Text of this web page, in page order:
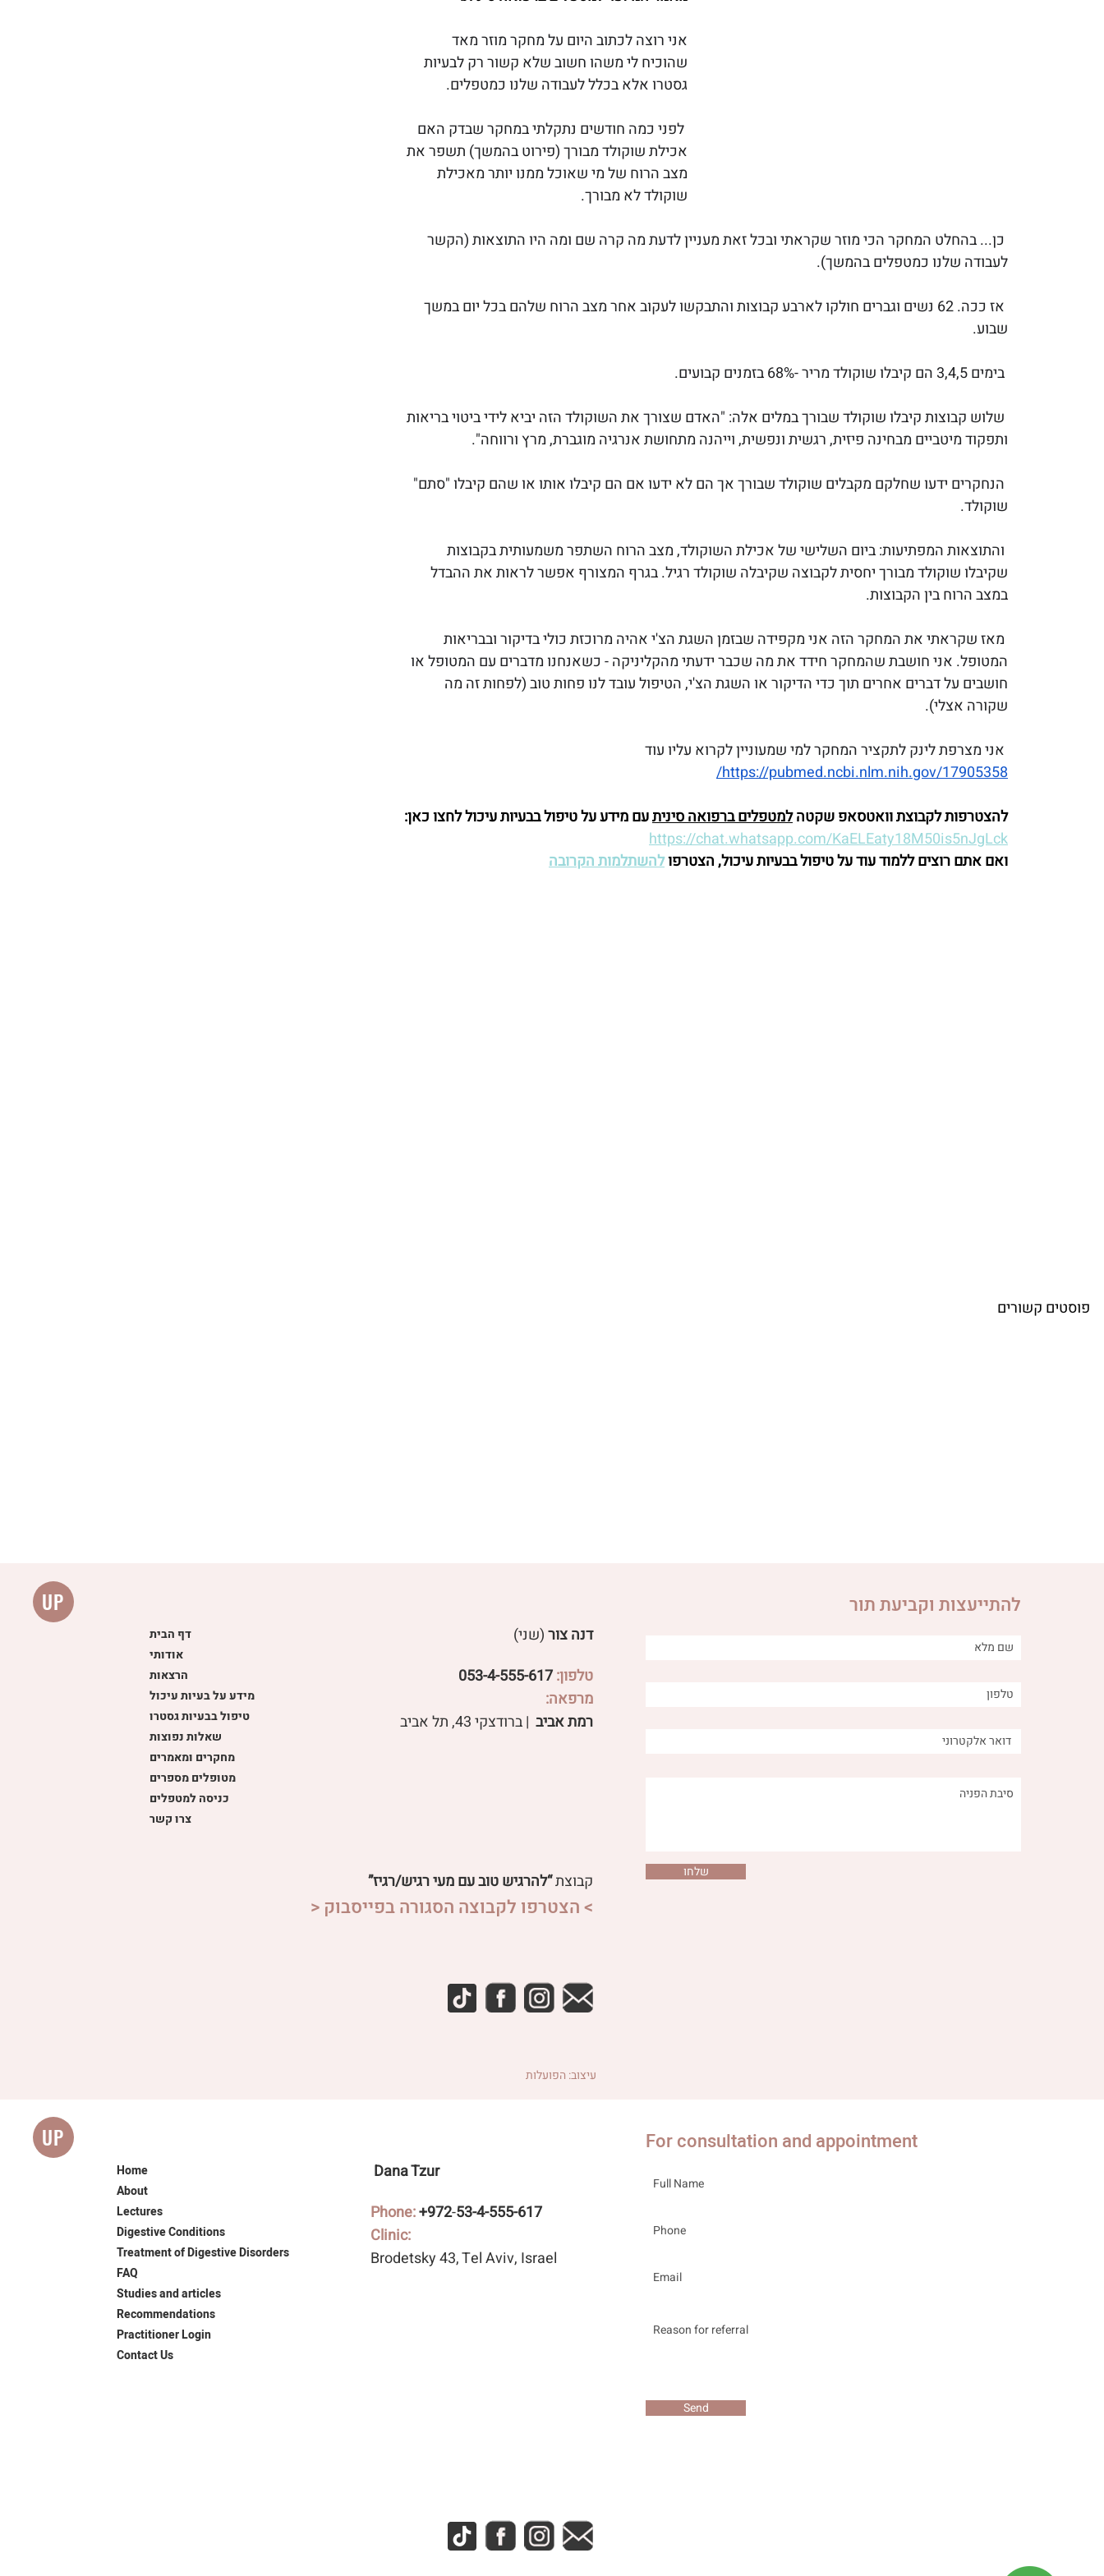
אני רוצה לכתוב היום על מחקר מוזר מאד
שהוכיח לי משהו חשוב שלא קשור רק לבעיות
גסטרו אלא בכלל לעבודה שלנו כמטפלים.
לפני כמה חודשים נתקלתי במחקר שבדק האם
אכילת שוקולד מבורך (פירוט בהמשך) תשפר את
מצב הרוח של מי שאוכל ממנו יותר מאכילת
שוקולד לא מבורך.
כן... בהחלט המחקר הכי מוזר שקראתי ובכל זאת מעניין לדעת מה קרה שם ומה היו התוצאות (הקשר
לעבודה שלנו כמטפלים בהמשך).
אז ככה. 62 נשים וגברים חולקו לארבע קבוצות והתבקשו לעקוב אחר מצב הרוח שלהם בכל יום במשך
שבוע.
בימים 3,4,5 הם קיבלו שוקולד מריר -68% בזמנים קבועים.
שלוש קבוצות קיבלו שוקולד שבורך במלים אלה: "האדם שצורך את השוקולד הזה יביא לידי ביטוי בריאות
ותפקוד מיטביים מבחינה פיזית, רגשית ונפשית, וייהנה מתחושת אנרגיה מוגברת, מרץ ורווחה".
הנחקרים ידעו שחלקם מקבלים שוקולד שבורך אך הם לא ידעו אם הם קיבלו אותו או שהם קיבלו "סתם"
שוקולד.
והתוצאות המפתיעות: ביום השלישי של אכילת השוקולד, מצב הרוח השתפר משמעותית בקבוצות
שקיבלו שוקולד מבורך יחסית לקבוצה שקיבלה שוקולד רגיל. בגרף המצורף אפשר לראות את ההבדל
במצב הרוח בין הקבוצות.
מאז שקראתי את המחקר הזה אני מקפידה שבזמן השגת הצ'י אהיה מרוכזת כולי בדיקור ובבריאות
המטופל. אני חושבת שהמחקר חידד את מה שכבר ידעתי מהקליניקה - כשאנחנו מדברים עם המטופל או
חושבים על דברים אחרים תוך כדי הדיקור או השגת הצ'י, הטיפול עובד לנו פחות טוב (לפחות זה מה
שקורה אצלי).
אני מצרפת לינק לתקציר המחקר למי שמעוניין לקרוא עליו עוד
https://pubmed.ncbi.nlm.nih.gov/17905358/
להצטרפות לקבוצת וואטסאפ שקטה למטפלים ברפואה סינית עם מידע על טיפול בבעיות עיכול לחצו כאן:
https://chat.whatsapp.com/KaELEaty18M50is5nJgLck
ואם אתם רוצים ללמוד עוד על טיפול בבעיות עיכול, הצטרפו להשתלמות הקרובה
פוסטים קשורים
הקשר בין מאכלים מתוקים -
פטריות מרפא לבעיות עיכול
UP
דף הבית
אודותי
הרצאות
מידע על בעיות עיכול
טיפול בבעיות גסטרו
שאלות נפוצות
מחקרים ומאמרים
מטופלים מספרים
כניסה למטפלים
צרו קשר
דנה צור(שני)
טלפון:053-4-555-617
מרפאה:
רמת אביב | ברודצקי 43, תל אביב​
קבוצת“להרגיש טוב עם מעי רגיש/רגיז”
> הצטרפו לקבוצה הסגורה בפייסבוק <
להתייעצות וקביעת תור
שלחו
עיצוב: הפועלות
UP
Home
About
Lectures
Digestive Conditions
Treatment of Digestive Disorders
FAQ
Studies and articles
Recommendations
Practitioner Login
Contact Us
For consultation and appointment
Send
Phone:+972-53-4-555-617
Clinic:
Brodetsky 43, Tel Aviv, Israel
Dana Tzur